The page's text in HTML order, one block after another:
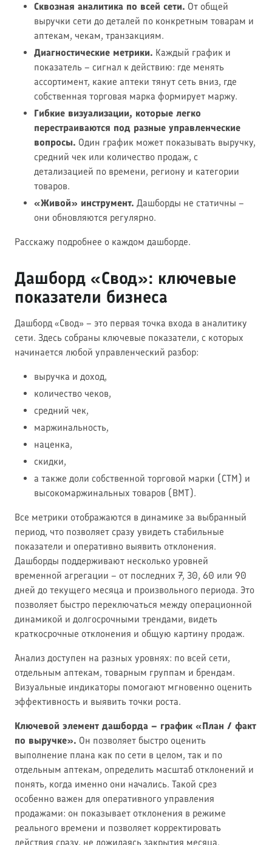
Сквозная аналитика по всей сети. От общей
выручки сети до деталей по конкретным товарам и
аптекам, чекам, транзакциям.
Диагностические метрики. Каждый график и
показатель – сигнал к действию: где менять
ассортимент, какие аптеки тянут сеть вниз, где
собственная торговая марка формирует маржу.
Гибкие визуализации, которые легко
перестраиваются под разные управленческие
вопросы. Один график может показывать выручку,
средний чек или количество продаж, с
детализацией по времени, региону и категории
товаров.
«Живой» инструмент. Дашборды не статичны –
они обновляются регулярно.
Расскажу подробнее о каждом дашборде.
Дашборд «Свод»: ключевые
показатели бизнеса
Дашборд «Свод» – это первая точка входа в аналитику
сети. Здесь собраны ключевые показатели, с которых
начинается любой управленческий разбор:
выручка и доход,
количество чеков,
средний чек,
маржинальность,
наценка,
скидки,
а также доли собственной торговой марки (СТМ) и
высокомаржинальных товаров (ВМТ).
Все метрики отображаются в динамике за выбранный
период, что позволяет сразу увидеть стабильные
показатели и оперативно выявить отклонения.
Дашборды поддерживают несколько уровней
временной агрегации – от последних 7, 30, 60 или 90
дней до текущего месяца и произвольного периода. Это
позволяет быстро переключаться между операционной
динамикой и долгосрочными трендами, видеть
краткосрочные отклонения и общую картину продаж.
Анализ доступен на разных уровнях: по всей сети,
отдельным аптекам, товарным группам и брендам.
Визуальные индикаторы помогают мгновенно оценить
эффективность и выявить точки роста.
Ключевой элемент дашборда – график «План / факт
по выручке». Он позволяет быстро оценить
выполнение плана как по сети в целом, так и по
отдельным аптекам, определить масштаб отклонений и
понять, когда именно они начались. Такой срез
особенно важен для оперативного управления
продажами: он показывает отклонения в режиме
реального времени и позволяет корректировать
действия сразу, не дожидаясь закрытия месяца.